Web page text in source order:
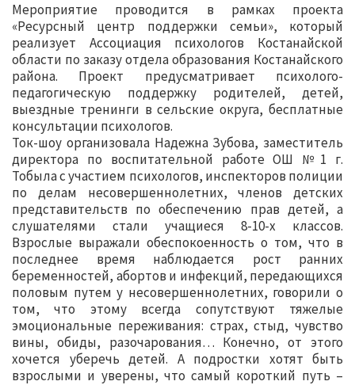
Мероприятие проводится в рамках проекта
«Ресурсный центр поддержки семьи», который
реализует Ассоциация психологов Костанайской
области по заказу отдела образования Костанайского
района. Проект предусматривает психолого-
педагогическую поддержку родителей, детей,
выездные тренинги в сельские округа, бесплатные
консультации психологов.
Ток-шоу организовала Надежна Зубова, заместитель
директора по воспитательной работе ОШ №1 г.
Тобыла с участием психологов, инспекторов полиции
по делам несовершеннолетних, членов детских
представительств по обеспечению прав детей, а
слушателями стали учащиеся 8-10-х классов.
Взрослые выражали обеспокоенность о том, что в
последнее время наблюдается рост ранних
беременностей, абортов и инфекций, передающихся
половым путем у несовершеннолетних, говорили о
том, что этому всегда сопутствуют тяжелые
эмоциональные переживания: страх, стыд, чувство
вины, обиды, разочарования… Конечно, от этого
хочется уберечь детей. А подростки хотят быть
взрослыми и уверены, что самый короткий путь –